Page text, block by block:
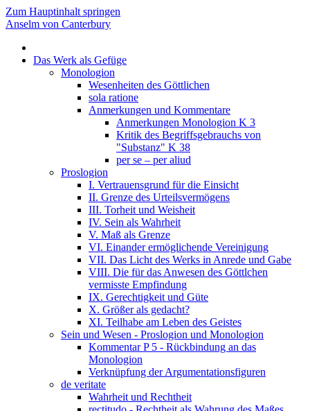
Zum Hauptinhalt springen
Anselm von Canterbury
Das Werk als Gefüge
Monologion
Wesenheiten des Göttlichen
sola ratione
Anmerkungen und Kommentare
Anmerkungen Monologion K 3
Kritik des Begriffsgebrauchs von
"Substanz" K 38
per se – per aliud
Proslogion
I. Vertrauensgrund für die Einsicht
II. Grenze des Urteilsvermögens
III. Torheit und Weisheit
IV. Sein als Wahrheit
V. Maß als Grenze
VI. Einander ermöglichende Vereinigung
VII. Das Licht des Werks in Anrede und Gabe
VIII. Die für das Anwesen des Göttlchen
vermisste Empfindung
IX. Gerechtigkeit und Güte
X. Größer als gedacht?
XI. Teilhabe am Leben des Geistes
Sein und Wesen - Proslogion und Monologion
Kommentar P 5 - Rückbindung an das
Monologion
Verknüpfung der Argumentationsfiguren
de veritate
Wahrheit und Rechtheit